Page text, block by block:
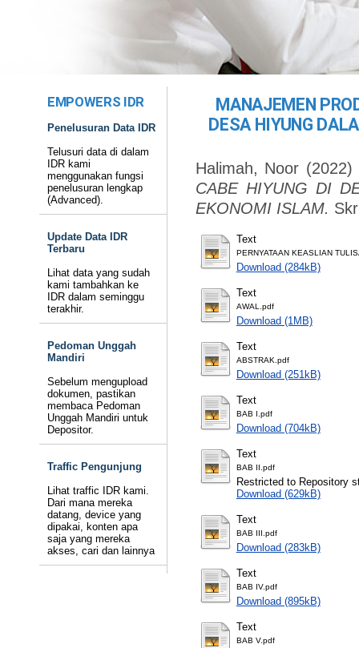
EMPOWERS IDR
Penelusuran Data IDR
Telusuri data di dalam
IDR kami
menggunakan fungsi
penelusuran lengkap
(Advanced).
Update Data IDR
Terbaru
Lihat data yang sudah
kami tambahkan ke
IDR dalam seminggu
terakhir.
Pedoman Unggah
Mandiri
Sebelum mengupload
dokumen, pastikan
membaca Pedoman
Unggah Mandiri untuk
Depositor.
Traffic Pengunjung
Lihat traffic IDR kami.
Dari mana mereka
datang, device yang
dipakai, konten apa
saja yang mereka
akses, cari dan lainnya
MANAJEMEN
DESA HIYUNG
Halimah, Noor (2022)
CABE HIYUNG DI
EKONOMI ISLAM.
Text
PERNYATAAN KEASLIAN
Download (284kB)
Text
AWAL.pdf
Download (1MB)
Text
ABSTRAK.pdf
Download (251kB)
Text
BAB I.pdf
Download (704kB)
Text
BAB II.pdf
Restricted to Repository
Download (629kB)
Text
BAB III.pdf
Download (283kB)
Text
BAB IV.pdf
Download (895kB)
Text
BAB V.pdf